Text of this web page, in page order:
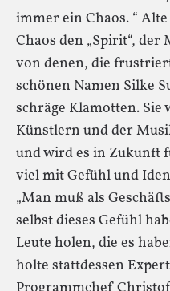
immer ein Chaos. “
Chaos den „Spirit“, der
von denen, die
schönen Namen Silke
schräge Klamotten.
Künstlern und der
und wird es in Zukunft
viel mit Gefühl und
„Man muß als
selbst dieses Gefühl
Leute holen, die es
holte stattdessen